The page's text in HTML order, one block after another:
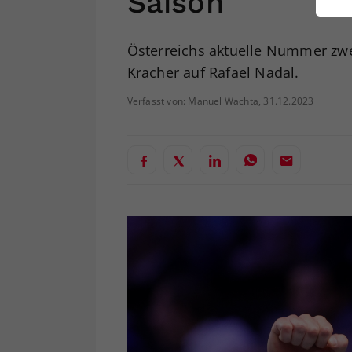
Österreichs aktuelle Nummer
Kracher auf Rafael Nadal.
Verfasst von: Manuel Wachta, 31.12.2023